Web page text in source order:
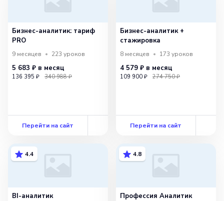
Бизнес-аналитик: тариф
PRO
9 месяцев 223 уроков
5 683 ₽ в месяц
136 395 ₽ 340 988 ₽
Перейти на сайт
Бизнес-аналитик +
стажировка
8 месяцев 173 уроков
4 579 ₽ в месяц
109 900 ₽ 274 750 ₽
Перейти на сайт
4.4
BI-аналитик
4.8
Профессия Аналитик